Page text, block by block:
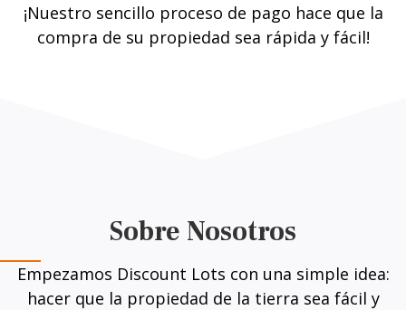
¡Nuestro sencillo proceso de pago hace que la
compra de su propiedad sea rápida y fácil!
Sobre Nosotros
Empezamos Discount Lots con una simple idea:
hacer que la propiedad de la tierra sea fácil y